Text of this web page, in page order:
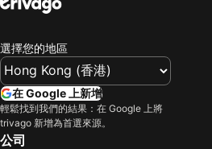
選擇您的地區
在 Google 上新增
輕鬆找到我們的結果：在 Google 上將
trivago 新增為首選來源。
公司